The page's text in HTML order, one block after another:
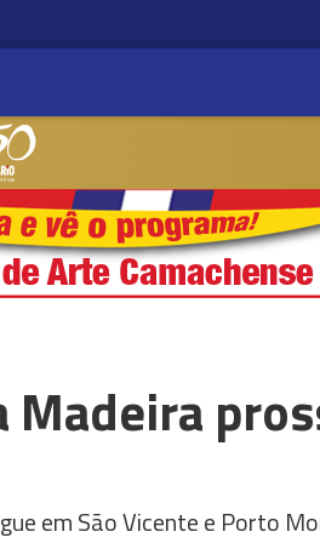
Madeira
em São Vicente e Porto